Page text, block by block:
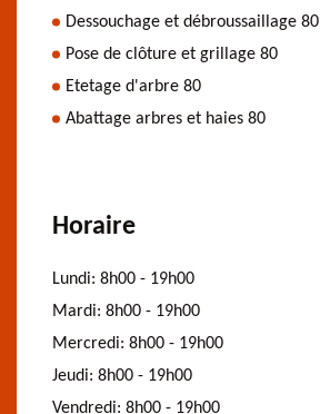
Dessouchage et débroussaillage 80
Pose de clôture et grillage 80
Etetage d'arbre 80
Abattage arbres et haies 80
Horaire
Lundi: 8h00 - 19h00
Mardi: 8h00 - 19h00
Mercredi: 8h00 - 19h00
Jeudi: 8h00 - 19h00
Vendredi: 8h00 - 19h00